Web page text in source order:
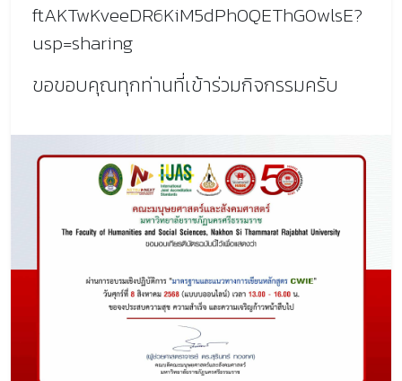
ftAKTwKveeDR6KiM5dPh0QEThG0wlsE?
usp=sharing
ขอขอบคุณทุกท่านที่เข้าร่วมกิจกรรมครับ